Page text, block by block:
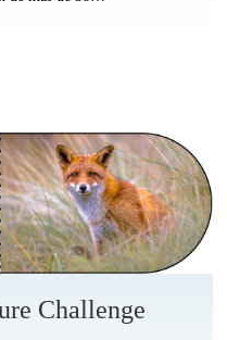
Challenge